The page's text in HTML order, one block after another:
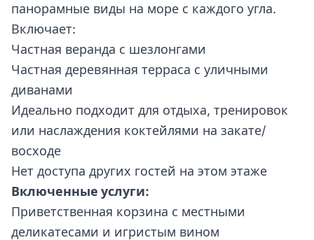
панорамные виды на море с каждого угла.
Включает:
Частная веранда с шезлонгами
Частная деревянная терраса с уличными
диванами
Идеально подходит для отдыха, тренировок
или наслаждения коктейлями на закате/
восходе
Нет доступа других гостей на этом этаже
Включенные услуги:
Приветственная корзина с местными
деликатесами и игристым вином